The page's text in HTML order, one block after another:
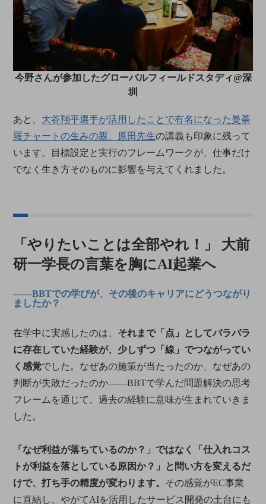
今野さんが参加したグローバルフィールドスタディ@深
圳
あと、 大谷翔平選手が活用したことで有名になった曼荼
羅チャートの生みの親、原田先生の講義も印象に残って
います。目標設定と実行のフレームワークが、仕事だけ
でなく生き方そのものに影響を与えてくれました。
「やりたいことは全部やれ！」
大前
研一学長の言葉を胸にAI起業へ
――BBTでの学びが、その後のキャリアにどうつながり
ましたか？
在学中に実感したのは、 それまで「点」としてバラバラ
に存在していた経験が、少しずつ「線」でつながってい
く感覚でした。なぜあの施策が当たったのか、なぜあの
判断が失敗だったのか――BBTで学んだ問題解決の思考
フレームを通じて、過去の経験に意味が生まれていきま
した。
「なぜ利益が落ちているのか？」ではなく「仕入れコス
トが利益を落としている原因か？」と問い方を変えるだ
けで、打ち手の精度が変わります。 その感覚がEC事業
に直結し、やがてAIを活用したサービス開発の土台にも